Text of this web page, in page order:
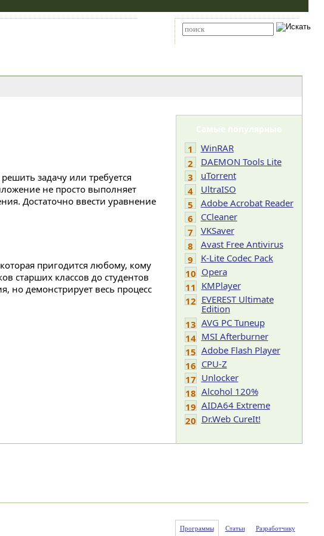
задачу или требуется
не просто выполняет
Достаточно ввести уравнение
пригодится любому, кому
старших классов до студентов
но демонстрирует весь процесс
Самые популярные
1
WinRAR
2
DAEMON Tools Lite
3
uTorrent
4
UltraISO
5
Adobe Acrobat Reader
6
CCleaner
7
VKSaver
8
Avast Free Antivirus
9
K-Lite Codec Pack
10 Opera
11 KMPlayer
12 EVEREST Ultimate
Edition
13 AVG PC Tuneup
14 MSI Afterburner
15 Adobe Flash Player
16 CPU-Z
17 Unlocker
18 Alcohol 120%
19 AIDA64 Extreme
20 Dr.Web CureIt!
Программы Статьи Разработчику